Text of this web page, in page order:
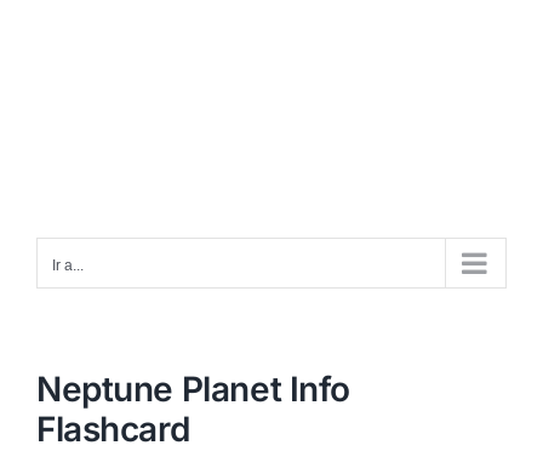
Ir a...
Neptune Planet Info
Flashcard